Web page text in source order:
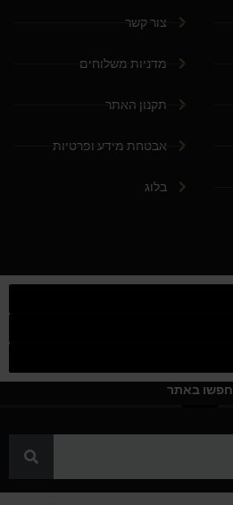
צור קשר
מדניות משלוחים
תקנון האתר
אבטחת מידע ופרטיות
בלוג
חפשו באתר